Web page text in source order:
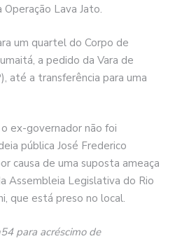
Lava Jato.
um quartel do Corpo de
a pedido da Vara de
até a transferência para uma
ex-governador não foi
pública José Frederico
causa de uma suposta ameaça
Assembleia Legislativa do Rio
que está preso no local.
para acréscimo de